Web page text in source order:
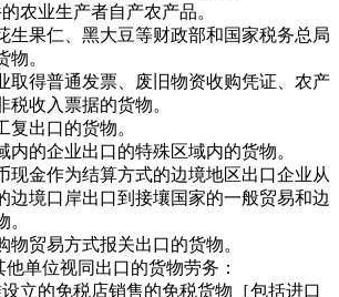
业生产者自产农产品。
果仁、黑大豆等财政部和国家税务总局
。
得普通发票、废旧物资收购凭证、农产
收入票据的货物。
出口的货物。
的企业出口的特殊区域内的货物。
金作为结算方式的边境地区出口企业从
边境口岸出口到接壤国家的一般贸易和边
贸易方式报关出口的货物。
单位视同出口的货物劳务：
的免税店销售的免税货物［包括进口